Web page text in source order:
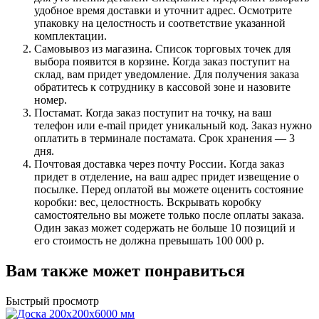
удобное время доставки и уточнит адрес. Осмотрите
упаковку на целостность и соответствие указанной
комплектации.
Самовывоз из магазина. Список торговых точек для
выбора появится в корзине. Когда заказ поступит на
склад, вам придет уведомление. Для получения заказа
обратитесь к сотруднику в кассовой зоне и назовите
номер.
Постамат. Когда заказ поступит на точку, на ваш
телефон или e-mail придет уникальный код. Заказ нужно
оплатить в терминале постамата. Срок хранения — 3
дня.
Почтовая доставка через почту России. Когда заказ
придет в отделение, на ваш адрес придет извещение о
посылке. Перед оплатой вы можете оценить состояние
коробки: вес, целостность. Вскрывать коробку
самостоятельно вы можете только после оплаты заказа.
Один заказ может содержать не больше 10 позиций и
его стоимость не должна превышать 100 000 р.
Вам также может понравиться
Быстрый просмотр